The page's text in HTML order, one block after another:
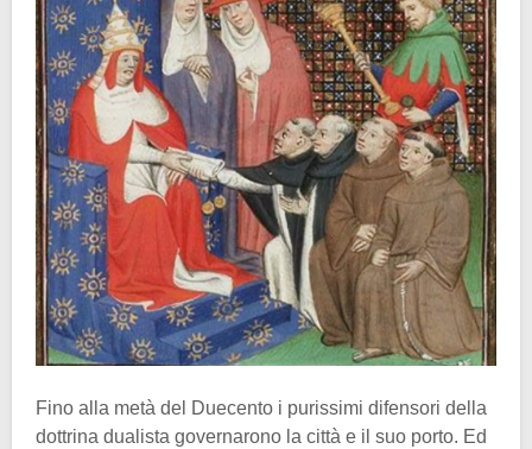
Fino alla metà del Duecento i purissimi difensori della
dottrina dualista governarono la città e il suo porto. Ed